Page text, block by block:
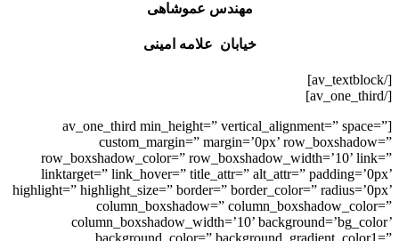
مهندس عموشاهی
خیابان علامه امینی
[/av_textblock]
[/av_one_third]
[av_one_third min_height=” vertical_alignment=” space=”
custom_margin=” margin=’0px’ row_boxshadow=”
row_boxshadow_color=” row_boxshadow_width=’10’ link=”
linktarget=” link_hover=” title_attr=” alt_attr=” padding=’0px’
highlight=” highlight_size=” border=” border_color=” radius=’0px’
column_boxshadow=” column_boxshadow_color=”
column_boxshadow_width=’10’ background=’bg_color’
background_color=” background_gradient_color1=”